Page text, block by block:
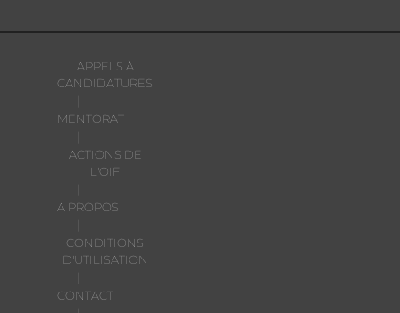
APPELS À
CANDIDATURES
MENTORAT
ACTIONS DE
L'OIF
A PROPOS
CONDITIONS
D'UTILISATION
CONTACT